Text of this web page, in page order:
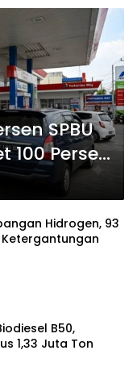
SPBU
100 Persen
Hidrogen, 93
Ketergantungan
B50,
1,33 Juta Ton